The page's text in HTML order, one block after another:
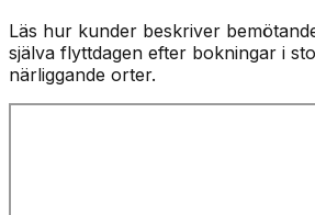
Läs hur kunder beskriver
själva flyttdagen efter bokningar i
närliggande orter.